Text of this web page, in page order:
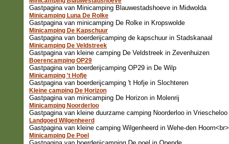
Gastpagina van Minicamping Blauwestadshoeve in Midwolda
Minicamping Luna De Rolke
Gastpagina van minicamping De Rolke in Kropswolde
Minicamping De Kapschuur
Gastpagina van boerderijcamping de kapschuur in Stadskanaal
Minicamping De Veldstreek
Gastpagina van kleine camping De Veldstreek in Zevenhuizen
Boerencamping OP29
Gastpagina van boerderijcamping OP29 in De Wilp
Minicamping 't Hofje
Gastpagina van boerderijcamping 't Hofje in Slochteren
Kleine camping De Horizon
Gastpagina van minicamping De Horizon in Molenrij
Minicamping Noorderloo
Gastpagina van kleine duurzame camping Noorderloo in Vriescheloo
Landgoed Wilgenheerd
Gastpagina van kleine camping Wilgenheerd in Wehe-den Hoorn<br>
Minicamping De Poel